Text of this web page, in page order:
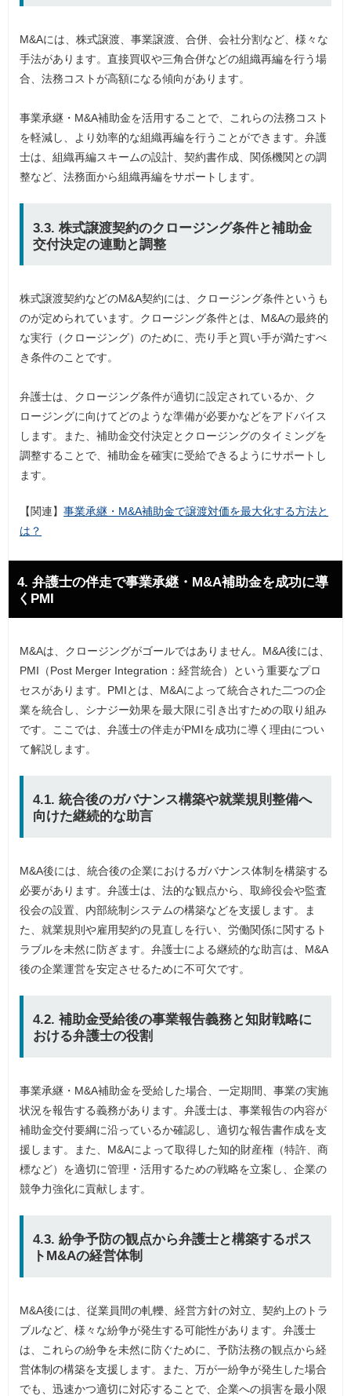
M&Aには、株式譲渡、事業譲渡、合併、会社分割など、様々な
手法があります。直接買収や三角合併などの組織再編を行う場
合、法務コストが高額になる傾向があります。
事業承継・M&A補助金を活用することで、これらの法務コスト
を軽減し、より効率的な組織再編を行うことができます。弁護
士は、組織再編スキームの設計、契約書作成、関係機関との調
整など、法務面から組織再編をサポートします。
3.3. 株式譲渡契約のクロージング条件と補助金
交付決定の連動と調整
株式譲渡契約などのM&A契約には、クロージング条件というも
のが定められています。クロージング条件とは、M&Aの最終的
な実行（クロージング）のために、売り手と買い手が満たすべ
き条件のことです。
弁護士は、クロージング条件が適切に設定されているか、ク
ロージングに向けてどのような準備が必要かなどをアドバイス
します。また、補助金交付決定とクロージングのタイミングを
調整することで、補助金を確実に受給できるようにサポートし
ます。
【関連】事業承継・M&A補助金で譲渡対価を最大化する方法と
は？
4. 弁護士の伴走で事業承継・M&A補助金を成功に導
くPMI
M&Aは、クロージングがゴールではありません。M&A後には、
PMI（Post Merger Integration：経営統合）という重要なプロ
セスがあります。PMIとは、M&Aによって統合された二つの企
業を統合し、シナジー効果を最大限に引き出すための取り組み
です。ここでは、弁護士の伴走がPMIを成功に導く理由につい
て解説します。
4.1. 統合後のガバナンス構築や就業規則整備へ
向けた継続的な助言
M&A後には、統合後の企業におけるガバナンス体制を構築する
必要があります。弁護士は、法的な観点から、取締役会や監査
役会の設置、内部統制システムの構築などを支援します。ま
た、就業規則や雇用契約の見直しを行い、労働関係に関するト
ラブルを未然に防ぎます。弁護士による継続的な助言は、M&A
後の企業運営を安定させるために不可欠です。
4.2. 補助金受給後の事業報告義務と知財戦略に
おける弁護士の役割
事業承継・M&A補助金を受給した場合、一定期間、事業の実施
状況を報告する義務があります。弁護士は、事業報告の内容が
補助金交付要綱に沿っているか確認し、適切な報告書作成を支
援します。また、M&Aによって取得した知的財産権（特許、商
標など）を適切に管理・活用するための戦略を立案し、企業の
競争力強化に貢献します。
4.3. 紛争予防の観点から弁護士と構築するポス
トM&Aの経営体制
M&A後には、従業員間の軋轢、経営方針の対立、契約上のトラ
ブルなど、様々な紛争が発生する可能性があります。弁護士
は、これらの紛争を未然に防ぐために、予防法務の観点から経
営体制の構築を支援します。また、万が一紛争が発生した場合
でも、迅速かつ適切に対応することで、企業への損害を最小限